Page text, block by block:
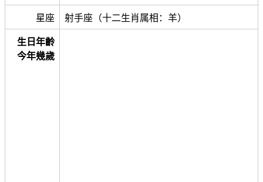
星座 射手座（十二生肖属相：羊）
生日年齡
今年幾歲